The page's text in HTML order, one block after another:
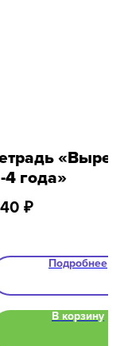
4 года»
₽
Подробнее
В корзину